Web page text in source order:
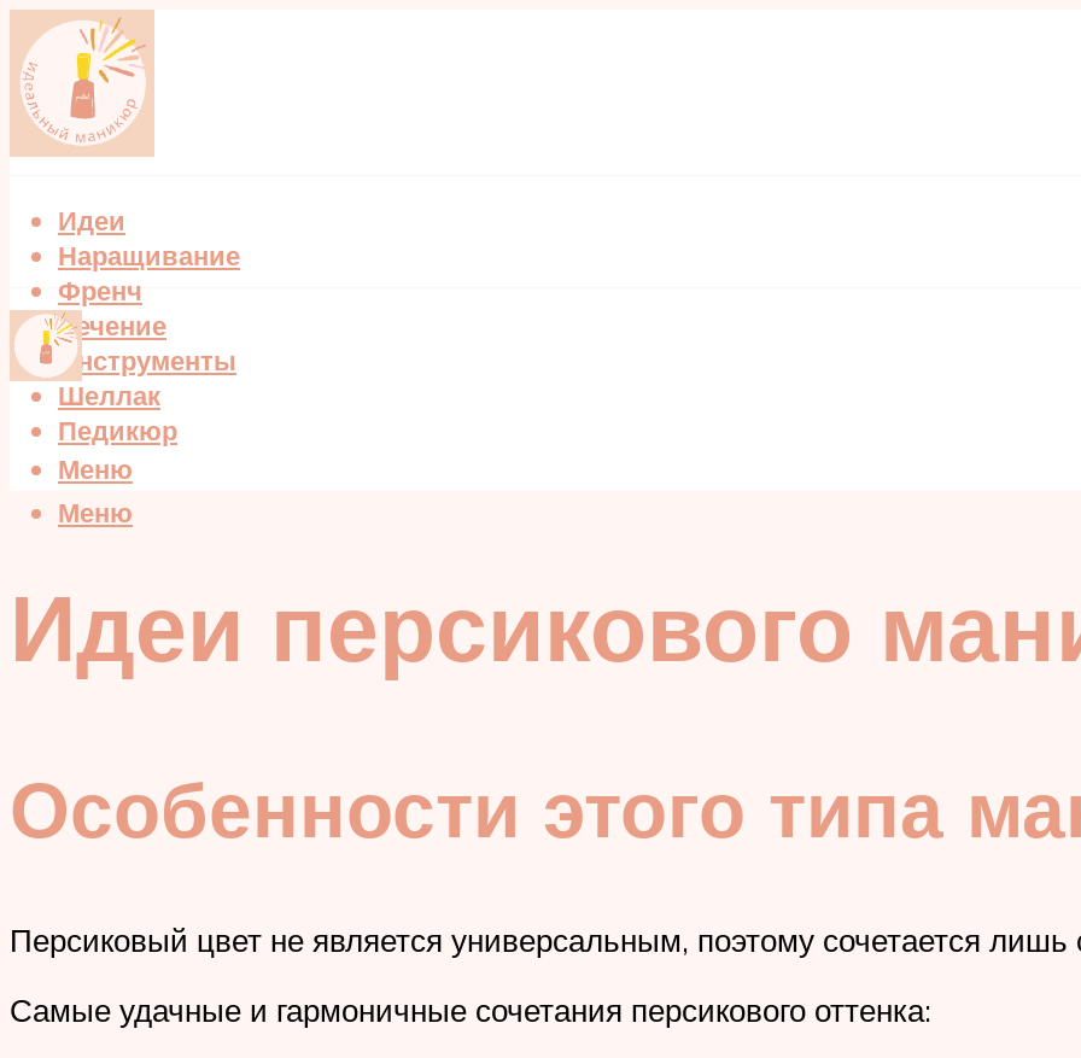
Идеи
Наращивание
Френч
Лечение
Инструменты
Шеллак
Педикюр
Меню
Меню
Идеи персикового
Особенности этого типа
Персиковый цвет не является универсальным, поэтому сочетается
Самые удачные и гармоничные сочетания персикового оттенка: